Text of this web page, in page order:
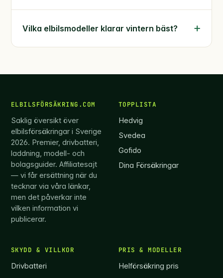
Vilka elbilsmodeller klarar vintern bäst?
ELBILSFÖRSÄKRING.COM
Saklig översikt över
elbilsförsäkringar i Sverige
2026. Premier, drivbatteri,
laddning, modell- och
bolagsguider. Affiliatesajt
— vi får ersättning när du
tecknar via våra länkar,
men det påverkar inte
vilken information vi
publicerar.
TOPPLISTA
Hedvig
Svedea
Gofido
Dina Försäkringar
SKYDD & VILLKOR
Drivbatteri
PRIS & MODELLER
Helförsäkring pris